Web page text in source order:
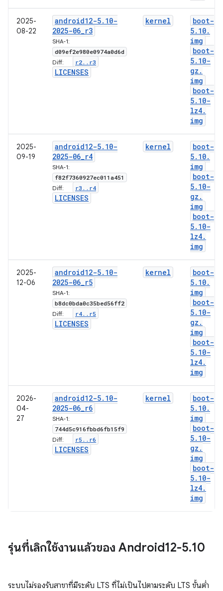
2025-
08-22
android12-5. 10-
2025-06_r3
SHA-1:
d09ef2e980e0974a0d6d
Diff: r2. . r3
LICENSES
kernel
boot-
5. 10.
img
boot-
5. 10-
gz .
img
boot-
5. 10-
lz4.
img
2025-
09-19
android12-5. 10-
2025-06_r4
SHA-1:
f82f7360927ec011a451
Diff: r3 . . r4
LICENSES
kernel
boot-
5. 10.
img
boot-
5. 10-
gz .
img
boot-
5. 10-
lz4.
img
2025-
12-06
android12-5. 10-
2025-06_r5
SHA-1:
b8dc0bda0c35bed56ff2
Diff: r4. . r5
LICENSES
kernel
boot-
5. 10.
img
boot-
5. 10-
gz .
img
boot-
5. 10-
lz4.
img
2026-
04-
27
android12-5. 10-
2025-06_r6
SHA-1:
744d5c916fbbd6fb15f9
Diff: r5 . . r6
LICENSES
kernel
boot-
5. 10.
img
boot-
5. 10-
gz .
img
boot-
5. 10-
lz4.
img
รุ่นที่เลิกใช้งานแล้วของ Android12-5.10
ระบบไม่รองรับสาขาที่มีระดับ LTS ที่ไม่เป็นไปตามระดับ LTS ขั้นต่ำ